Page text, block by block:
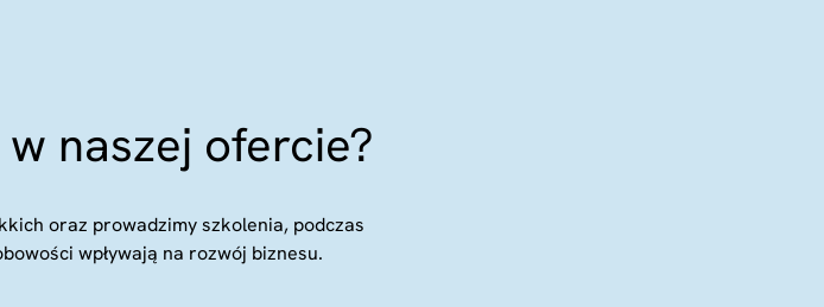
naszej ofercie?
oraz prowadzimy szkolenia, podczas
wpływają na rozwój biznesu.